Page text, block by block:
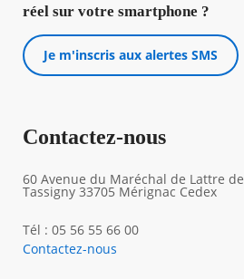
réel sur votre smartphone ?
Je m'inscris aux alertes SMS
Contactez-nous
60 Avenue du Maréchal de Lattre de
Tassigny 33705 Mérignac Cedex
Tél : 05 56 55 66 00
Contactez-nous